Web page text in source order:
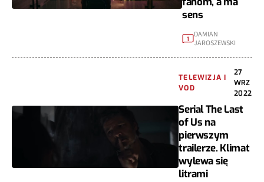
sens
1
DAMIAN
JAROSZEWSKI
TELEWIZJA I
VOD
27
WRZ
2022
Serial The Last
of Us na
pierwszym
trailerze. Klimat
wylewa się
litrami